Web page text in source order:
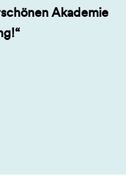
Akademie